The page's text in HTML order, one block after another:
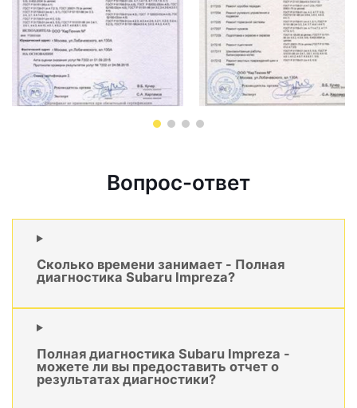
Вопрос-ответ
Сколько времени занимает - Полная
диагностика Subaru Impreza?
Полная диагностика Subaru Impreza -
можете ли вы предоставить отчет о
результатах диагностики?